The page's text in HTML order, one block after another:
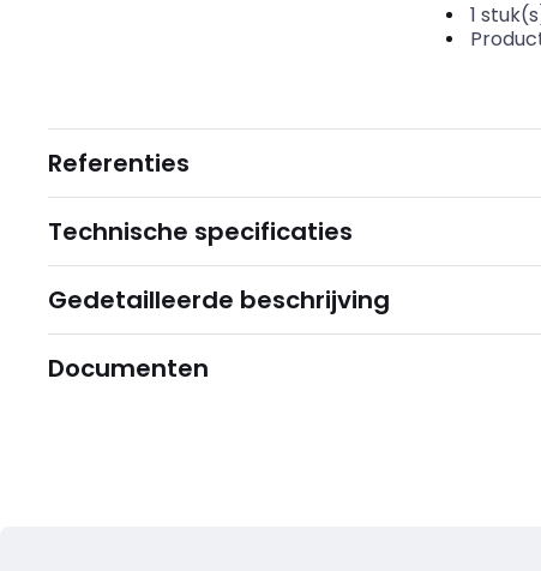
1
Referenties
Technische specificaties
Gedetailleerde beschrijving
Documenten